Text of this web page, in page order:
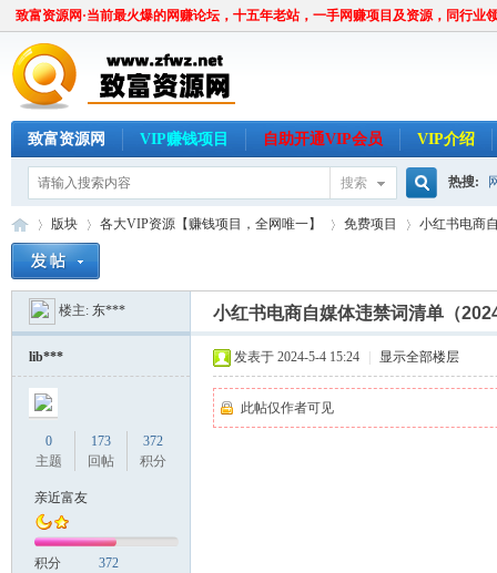
致富资源网·当前最火爆的网赚论坛，十五年老站，一手网赚项目及资源，同行业
致富资源网 VIP赚钱项目 自助开通VIP会员 VIP介绍
搜索
搜
索
热搜:
»
版块
›
各大VIP资源【赚钱项目，全网唯一】
›
免费项目
›
小红书电商
楼主: 东*** 小红书电商自媒体违禁词清单（
lib***
0
主题
173
回帖
372
积分
亲近富友
积分 372
发表于 2024-5-4 15:24 显示全部楼层
此帖仅作者可见